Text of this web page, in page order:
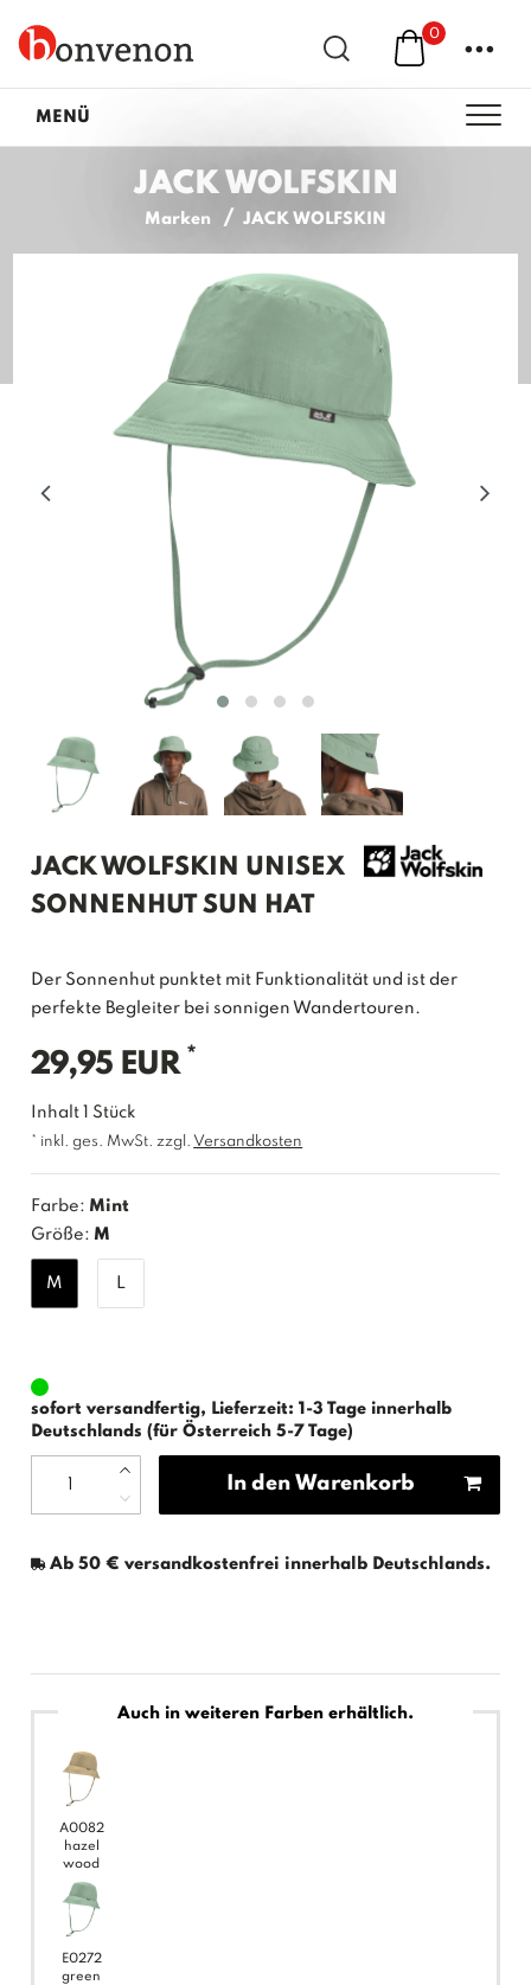
0 ...
MENÜ
JACK WOLFSKIN
Marken JACK WOLFSKIN
JACK WOLFSKIN UNISEX
SONNENHUT SUN HAT
Der Sonnenhut punktet mit Funktionalität und ist der
perfekte Begleiter bei sonnigen Wandertouren.
29,95 EUR *
Inhalt1Stück
* inkl. ges. MwSt. zzgl. Versandkosten
Farbe: Mint
Größe: M
M L
sofort versandfertig, Lieferzeit: 1-3 Tage innerhalb
Deutschlands (für Österreich 5-7 Tage)
In den Warenkorb
Ab 50 € versandkostenfrei innerhalb Deutschlands.
Auch in weiteren Farben erhältlich.
A0082
hazel
wood
E0272
green